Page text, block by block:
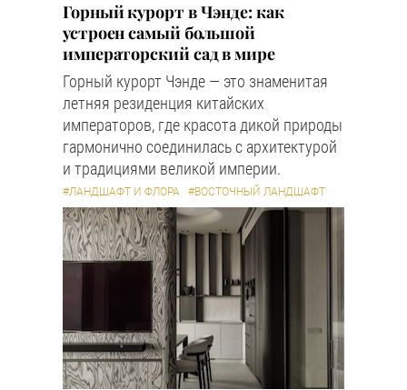
Горный курорт в Чэнде: как
устроен самый большой
императорский сад в мире
Горный курорт Чэнде — это знаменитая
летняя резиденция китайских
императоров, где красота дикой природы
гармонично соединилась с архитектурой
и традициями великой империи.
#ЛАНДШАФТ И ФЛОРА #ВОСТОЧНЫЙ ЛАНДШАФТ